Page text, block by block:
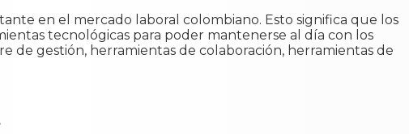
en el mercado laboral colombiano. Esto significa que los
tecnológicas para poder mantenerse al día con los
de gestión, herramientas de colaboración, herramientas de